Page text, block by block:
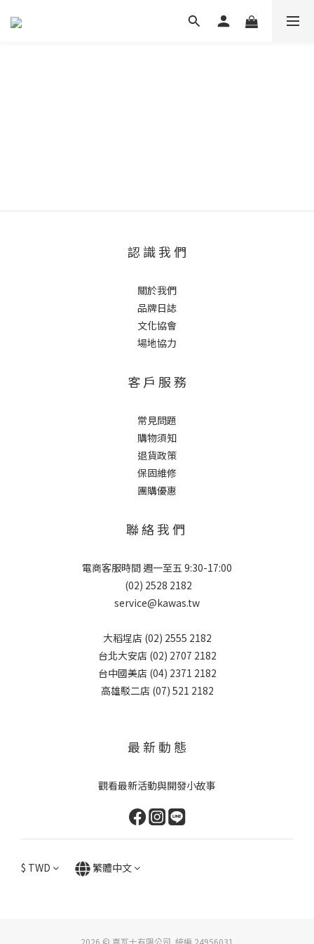
認 識 我 們
關於我們
品牌日誌
文化協會
場地協力
客 戶 服 務
常見問題
購物須知
退貨政策
保固維修
團購優惠
聯 絡 我 們
電商客服時間 週一至五 9:30-17:00
(02) 2528 2182
service@kawas.tw
大稻埕店 (02) 2555 2182
台北大安店 (02) 2707 2182
台中國美店 (04) 2371 2182
高雄駁二店 (07) 521 2182
最 新 動 態
觀看最新活動與開發小故事
$ TWD 繁體中文